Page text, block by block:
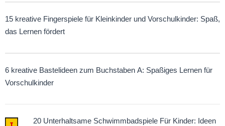
15 kreative Fingerspiele für Kleinkinder und Vorschulkinder: Spaß,
das Lernen fördert
6 kreative Bastelideen zum Buchstaben A: Spaßiges Lernen für
Vorschulkinder
20 Unterhaltsame Schwimmbadspiele Für Kinder: Ideen